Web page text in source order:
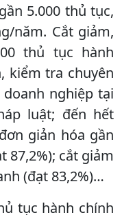
5.000 thủ tục,
năm. Cắt giảm,
thủ tục hành
kiểm tra chuyên
nghiệp tại
luật; đến hết
giản hóa gần
87,2%); cắt giảm
(đạt 83,2%)…
tục hành chính